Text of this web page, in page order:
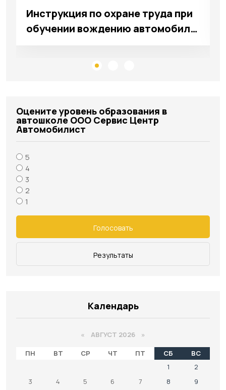
Инструкция по охране труда при
обучении вождению автомобиля
Оцените уровень образования в
автошколе ООО Сервис Центр
Автомобилист
5
4
3
2
1
Голосовать
Результаты
Календарь
« АВГУСТ 2026 »
ПН ВТ СР ЧТ ПТ СБ
ВС
1
2
3
4 5 6 7 8
9